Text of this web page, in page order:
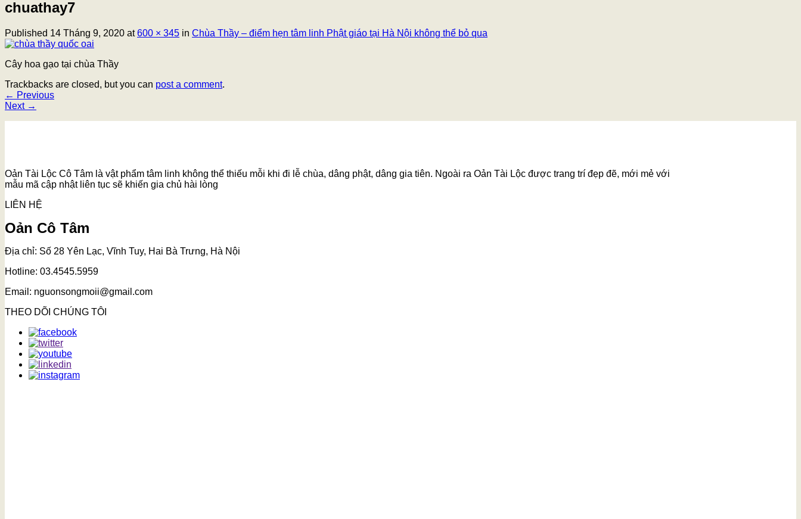
chuathay7
Published 14 Tháng 9, 2020 at600 × 345 in Chùa Thầy – điểm hẹn tâm linh Phật giáo tại Hà Nội không thể bỏ qua
Cây hoa gạo tại chùa Thầy
Trackbacks are closed, but you can post a comment.
← Previous
Next →
Oản Tài Lộc Cô Tâm là vật phẩm tâm linh không thể thiếu mỗi khi đi lễ chùa, dâng phật, dâng gia tiên. Ngoài ra Oản Tài Lộc được trang trí đẹp đẽ, mới mẻ với
mẫu mã cập nhật liên tục sẽ khiến gia chủ hài lòng
LIÊN HỆ
Oản Cô Tâm
Địa chỉ: Số 28 Yên Lạc, Vĩnh Tuy, Hai Bà Trưng, Hà Nội
Hotline: 03.4545.5959
Email: nguonsongmoii@gmail.com
THEO DÕI CHÚNG TÔI